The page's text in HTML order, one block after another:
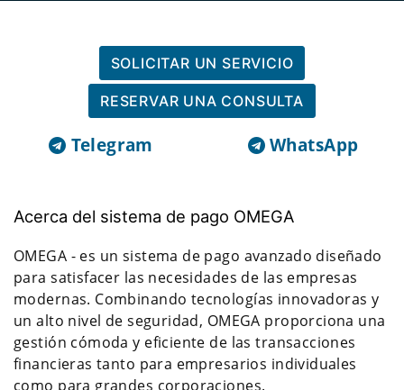
SOLICITAR UN SERVICIO
RESERVAR UNA CONSULTA
Telegram WhatsApp
Acerca del sistema de pago OMEGA
OMEGA - es un sistema de pago avanzado diseñado
para satisfacer las necesidades de las empresas
modernas. Combinando tecnologías innovadoras y
un alto nivel de seguridad, OMEGA proporciona una
gestión cómoda y eficiente de las transacciones
financieras tanto para empresarios individuales
como para grandes corporaciones.